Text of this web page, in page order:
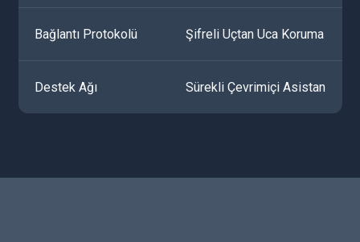
Bağlantı Protokolü Şifreli Uçtan Uca Koruma
Destek Ağı Sürekli Çevrimiçi Asistan